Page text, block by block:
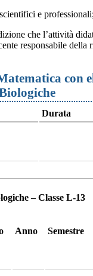
e
che l’attività
responsabile della
con
Durata
– Classe L-13
Anno Semestre